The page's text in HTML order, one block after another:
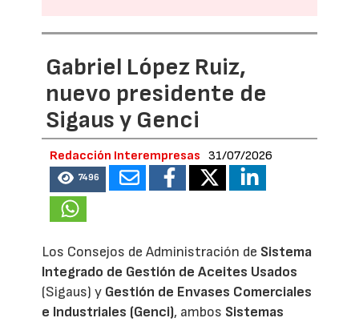
Gabriel López Ruiz,
nuevo presidente de
Sigaus y Genci
Redacción Interempresas 31/07/2026
7496
Los Consejos de Administración de Sistema
Integrado de Gestión de Aceites Usados
(Sigaus) y Gestión de Envases Comerciales
e Industriales (Genci), ambos Sistemas